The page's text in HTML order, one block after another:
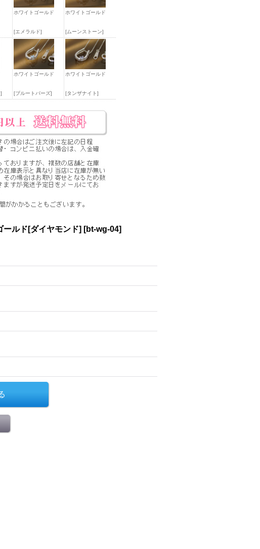
ホワイトゴールド
[エメラルド]
ホワイトゴールド
[ムーンストーン]
ホワイトゴールド
[ブルートパーズ]
ホワイトゴールド
[タンザナイト]
ールド[ダイヤモンド] [bt-wg-04]